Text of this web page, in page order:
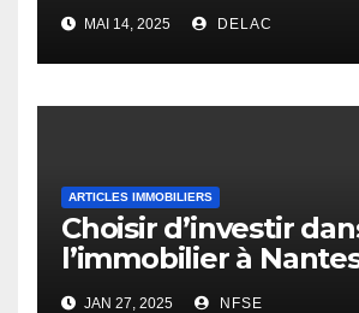
MAI 14, 2025 DELAC
ARTICLES IMMOBILIERS
Choisir d’investir
l’immobilier à
opportunité rentable
JAN 27, 2025 NFSE